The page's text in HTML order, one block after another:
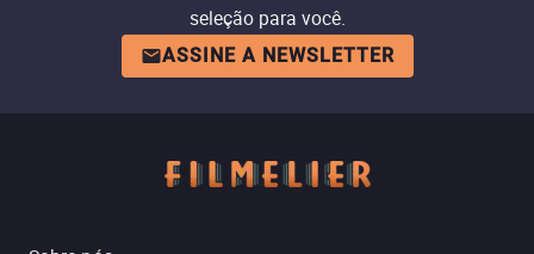
seleção para você.
ASSINE A NEWSLETTER